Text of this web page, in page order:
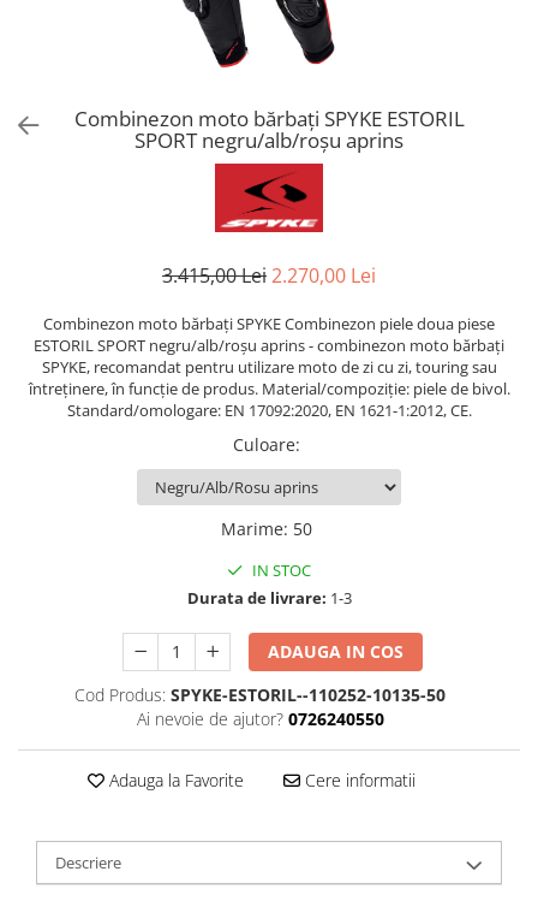
CAGULE SI PROTECTII GAT
TERMICE
Stickere & Grafică
Protecții & Slidere
Combinezon moto bărbați SPYKE ESTORIL
SPORT negru/alb/roșu aprins
3.415,00 Lei2.270,00 Lei
Combinezon moto bărbați SPYKE Combinezon piele doua piese
ESTORIL SPORT negru/alb/roșu aprins - combinezon moto bărbați
SPYKE, recomandat pentru utilizare moto de zi cu zi, touring sau
întreținere, în funcție de produs. Material/compoziție: piele de bivol.
Standard/omologare: EN 17092:2020, EN 1621-1:2012, CE.
Culoare:
Marime: 50
IN STOC
Durata de livrare: 1-3
ADAUGA IN COS
Cod Produs: SPYKE-ESTORIL--110252-10135-50
Ai nevoie de ajutor? 0726240550
Adauga la Favorite Cere informatii
Descriere